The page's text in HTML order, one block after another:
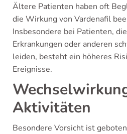
Ältere Patienten haben oft
die Wirkung von Vardenafil
Insbesondere bei Patienten,
Erkrankungen oder anderen
leiden, besteht ein höheres
Ereignisse.
Aktivitäten
Besondere Vorsicht ist